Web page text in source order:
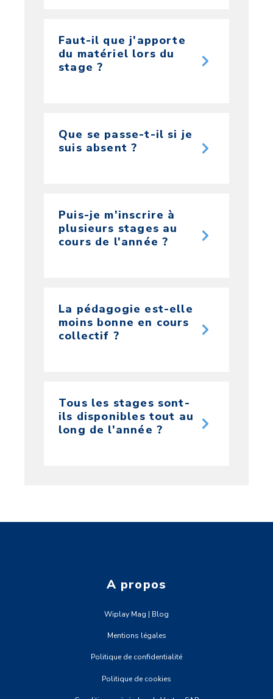
Faut-il que j'apporte
du matériel lors du
stage ?
Que se passe-t-il si je
suis absent ?
Puis-je m'inscrire à
plusieurs stages au
cours de l'année ?
La pédagogie est-elle
moins bonne en cours
collectif ?
Tous les stages sont-
ils disponibles tout au
long de l'année ?
A propos
Wiplay Mag | Blog
Mentions légales
Politique de confidentialité
Politique de cookies